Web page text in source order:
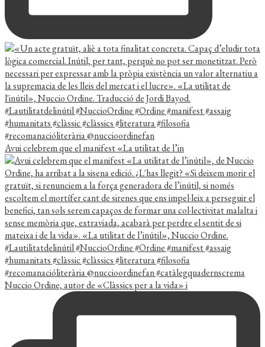
Avui celebrem que el manifest «La utilitat de l’in
Nuccio Ordine, autor de «Clàssics per a la vida» i